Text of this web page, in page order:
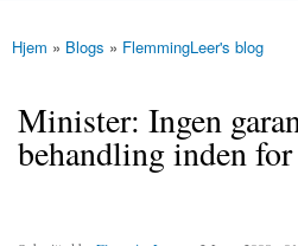
You are here
Hjem » Blogs » FlemmingLeer's blog
Minister: Ingen
behandling inden